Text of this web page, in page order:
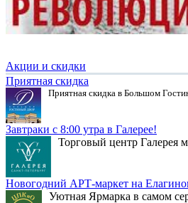
Акции и скидки
Приятная скидка
Приятная скидка в Большом
Завтраки с 8:00 утра в Галерее!
Торговый центр Галерея
Новогодний АРТ-маркет на
Уютная Ярмарка в самом